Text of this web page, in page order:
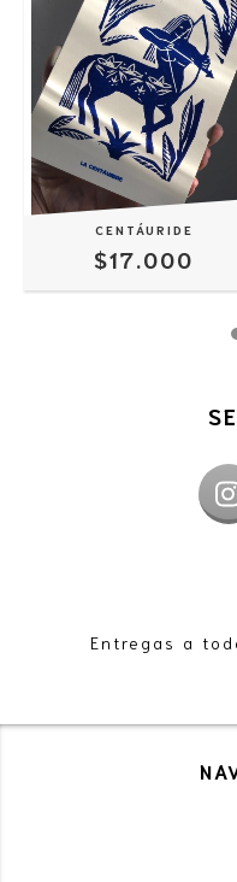
CENTÁURIDE
$17.000
Entregas a